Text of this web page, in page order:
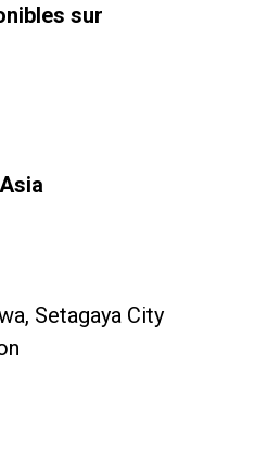
sur
Setagaya City